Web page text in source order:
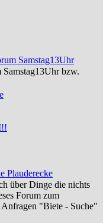
Samstag13Uhr
Samstag13Uhr bzw.
Plauderecke
über Dinge die nichts
Forum zum
"Biete - Suche"